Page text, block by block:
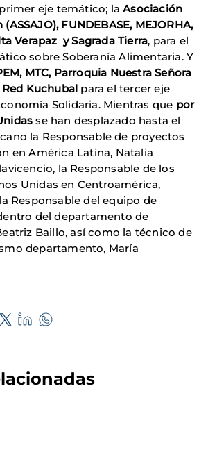
eje temático; laAsociación
FUNDEBASE, MEJORHA,
Verapaz y Sagrada Tierra, para el
sobre Soberanía Alimentaria. Y
MTC, Parroquia Nuestra Señora
Kuchubal para el tercer eje
Solidaria. Mientras que por
se han desplazado hasta el
la Responsable de proyectos
en América Latina, Natalia
la Responsable de los
Unidas en Centroamérica,
Responsable del equipo de
del departamento de
Baillo, así como la técnico de
departamento, María